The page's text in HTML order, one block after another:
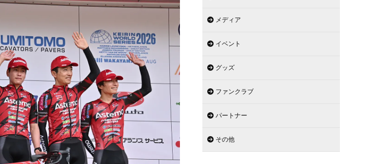
メディア
イベント
グッズ
ファンクラブ
パートナー
その他